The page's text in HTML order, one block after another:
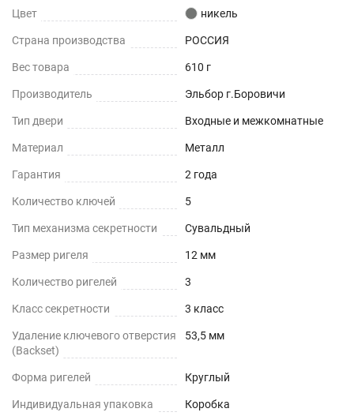
Цвет никель
Страна производства РОССИЯ
Вес товара 610 г
Производитель Эльбор г.Боровичи
Тип двери Входные и межкомнатные
Материал Металл
Гарантия 2 года
Количество ключей 5
Тип механизма секретности Сувальдный
Размер ригеля 12 мм
Количество ригелей 3
Класс секретности 3 класс
Удаление ключевого отверстия
(Backset)
53,5 мм
Форма ригелей Круглый
Индивидуальная упаковка Коробка